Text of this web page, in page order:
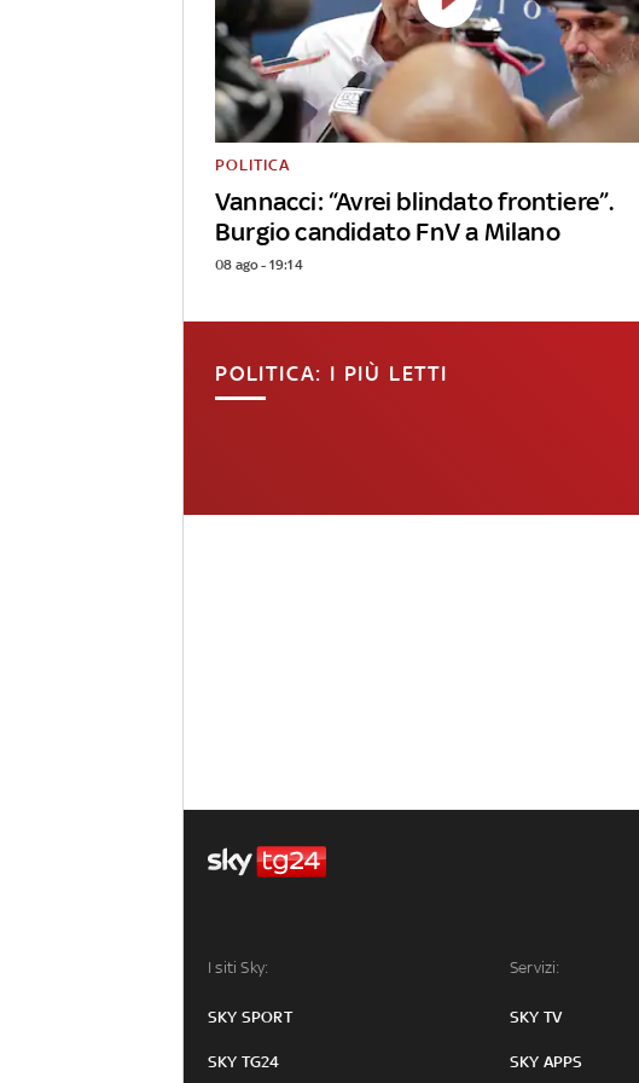
Vannacci: “Avrei blindato frontiere”.
Burgio candidato FnV a Milano
POLITICA
08 ago - 19:14
POLITICA: I PIÙ LETTI
I siti Sky:
SKY SPORT
SKY TG24
Servizi:
SKY TV
SKY APPS